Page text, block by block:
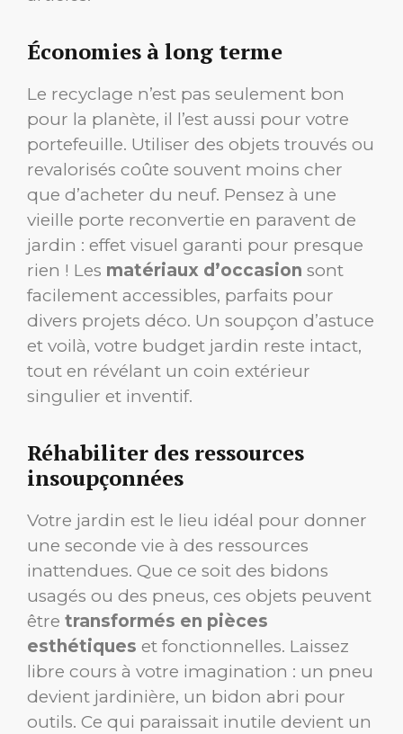
Économies à long terme
Le recyclage n’est pas seulement bon
pour la planète, il l’est aussi pour votre
portefeuille. Utiliser des objets trouvés ou
revalorisés coûte souvent moins cher
que d’acheter du neuf. Pensez à une
vieille porte reconvertie en paravent de
jardin : effet visuel garanti pour presque
rien ! Les matériaux d’occasion sont
facilement accessibles, parfaits pour
divers projets déco. Un soupçon d’astuce
et voilà, votre budget jardin reste intact,
tout en révélant un coin extérieur
singulier et inventif.
Réhabiliter des ressources
insoupçonnées
Votre jardin est le lieu idéal pour donner
une seconde vie à des ressources
inattendues. Que ce soit des bidons
usagés ou des pneus, ces objets peuvent
être transformés en pièces
esthétiques et fonctionnelles. Laissez
libre cours à votre imagination : un pneu
devient jardinière, un bidon abri pour
outils. Ce qui paraissait inutile devient un